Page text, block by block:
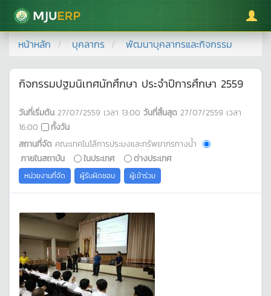
มหาวิทยาลัยแม่โจ้
หน้าหลัก บุคลากร พัฒนาบุคลากรและกิจกรรม
กิจกรรมปฐมนิเทศนักศึกษา ประจำปีการศึกษา 2559
วันที่เริ่มต้น 27/07/2559 เวลา 13:00 วันที่สิ้นสุด 27/07/2559 เวลา
16:00
ทั้งวัน
สถานที่จัด คณะเทคโนโลีการประมงและทรัพยากรทางน้ำ
ภายในสถาบัน
ในประเทศ ต่างประเทศ
หน่วยงานที่จัด ผู้รับผิดชอบ ผู้เข้าร่วม